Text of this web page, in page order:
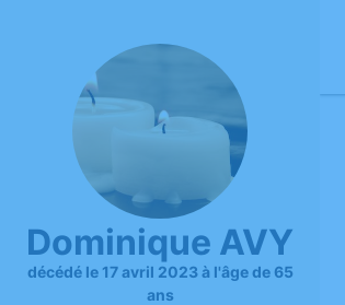
Dominique AVY
décédé le 17 avril 2023 à l'âge de 65
ans